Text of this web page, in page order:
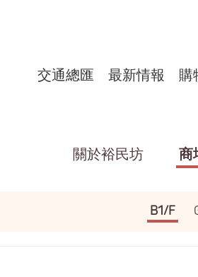
交通總匯 最新情報 購
關於裕民坊 商
B1/F